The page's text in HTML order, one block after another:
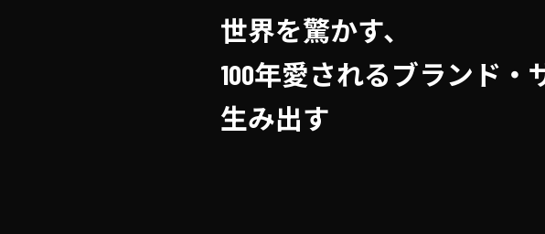
世界を驚かす、
100年愛されるブランド・
生み出す